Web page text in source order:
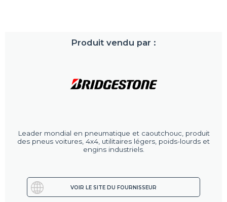
Produit vendu par :
Leader mondial en pneumatique et caoutchouc, produit
des pneus voitures, 4x4, utilitaires légers, poids-lourds et
engins industriels.
VOIR LE SITE DU FOURNISSEUR